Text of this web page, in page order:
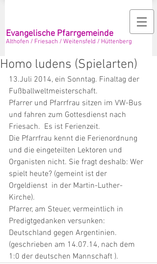
Evangelische Pfarrgemeinde
Althofen / Friesach / Weitensfeld / Hüttenberg
Homo ludens (Spielarten)
13.Juli 2014, ein Sonntag. Finaltag der
Fußballweltmeisterschaft.
Pfarrer und Pfarrfrau sitzen im VW-Bus
und fahren zum Gottesdienst nach
Friesach.  Es ist Ferienzeit.
Die Pfarrfrau kennt die Ferienordnung
und die eingeteilten Lektoren und
Organisten nicht. Sie fragt deshalb: Wer
spielt heute? (gemeint ist der
Orgeldienst  in der Martin-Luther-
Kirche).
Pfarrer, am Steuer, vermeintlich in
Predigtgedanken versunken:
Deutschland gegen Argentinien.
(geschrieben am 14.07.14, nach dem
1:0 der deutschen Mannschaft ).